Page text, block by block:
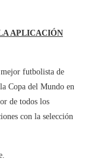
APLICACIÓN
futbolista de
Copa del Mundo en
de todos los
con la selección